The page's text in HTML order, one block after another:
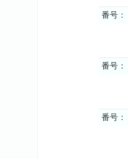
番号：
番号：
番号：